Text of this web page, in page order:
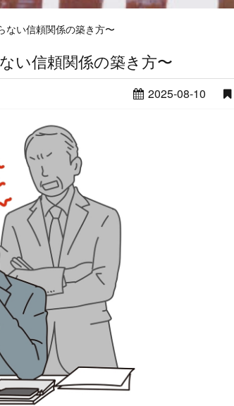
ない信頼関係の築き方〜
い信頼関係の築き方〜
2025-08-10